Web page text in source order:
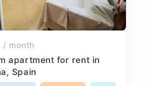
/ month
apartment for rent in
Spain